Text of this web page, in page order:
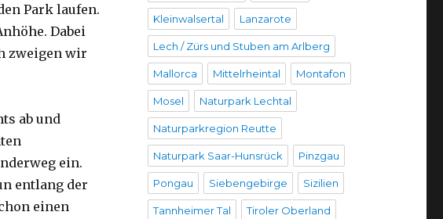
Park laufen.
Dabei
zweigen wir
ab und
ein.
entlang der
einen
Kleinwalsertal Lanzarote
Lech / Zürs und Stuben am Arlberg
Mallorca Mittelrheintal Montafon
Mosel Naturpark Lechtal
Naturparkregion Reutte
Naturpark Saar-Hunsrück Pinzgau
Pongau Siebengebirge Sizilien
Tannheimer Tal Tiroler Oberland